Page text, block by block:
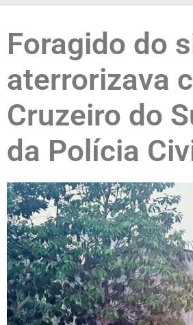
Foragido do
aterrorizava
Cruzeiro do
da Polícia